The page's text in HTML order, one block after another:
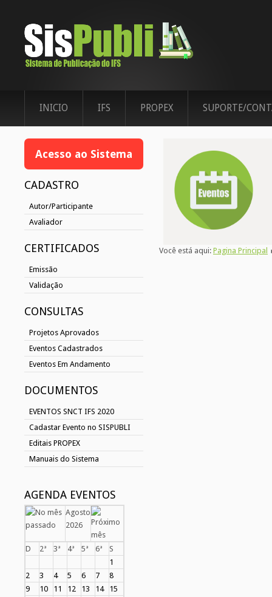
INICIO IFS PROPEX SUPORTE/
Acesso ao Sistema
CADASTRO
Autor/Participante
Avaliador
CERTIFICADOS
Emissão
Validação
CONSULTAS
Projetos Aprovados
Eventos Cadastrados
Eventos Em Andamento
DOCUMENTOS
EVENTOS SNCT IFS 2020
Cadastar Evento no SISPUBLI
Editais PROPEX
Manuais do Sistema
AGENDA EVENTOS
Agosto
2026
D 2ª 3ª 4ª 5ª 6ª
S
1
2
3 4 5 6 7
8
9
10 11 12 13 14
15
Você está aqui: Pagina Principal